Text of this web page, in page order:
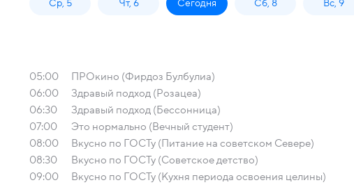
Ср, 5 Чт, 6 Сегодня Сб, 8 Вс, 9
05:00
ПРОкино (Фирдоз Булбулиа)
06:00
Здравый подход (Розацеа)
06:30
Здравый подход (Бессонница)
07:00
Это нормально (Вечный студент)
08:00
Вкусно по ГОСТу (Питание на советском Севере)
08:30
Вкусно по ГОСТу (Советское детство)
09:00
Вкусно по ГОСТу (Кухня периода освоения целины)